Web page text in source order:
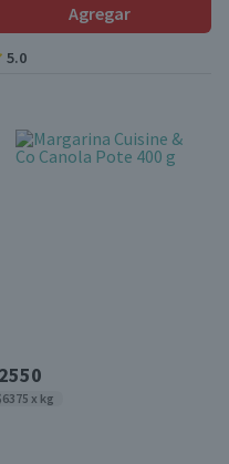
Agregar
5.0
x kg